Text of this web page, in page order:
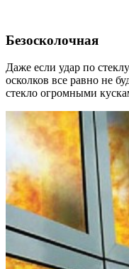
Безосколочная
Даже если удар по
осколков все равно не
стекло огромными